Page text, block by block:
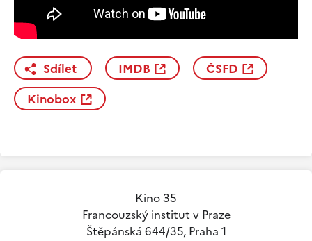
Sdílet IMDB
ČSFD
Kinobox
Kino 35
Francouzský institut v Praze
Štěpánská 644/35, Praha 1